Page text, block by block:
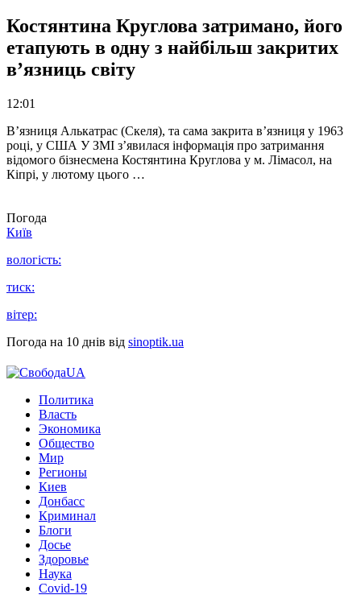
Костянтина Круглова затримано, його
етапують в одну з найбільш закритих
в’язниць світу
12:01
В’язниця Алькатрас (Скеля), та сама закрита в’язниця у 1963
році, у США У ЗМІ з’явилася інформація про затримання
відомого бізнесмена Костянтина Круглова у м. Лімасол, на
Кіпрі, у лютому цього …
Погода
Київ
вологість:
тиск:
вітер:
Погода на 10 днів від sinoptik.ua
Политика
Власть
Экономика
Общество
Мир
Регионы
Киев
Донбасс
Криминал
Блоги
Досье
Здоровье
Наука
Covid-19